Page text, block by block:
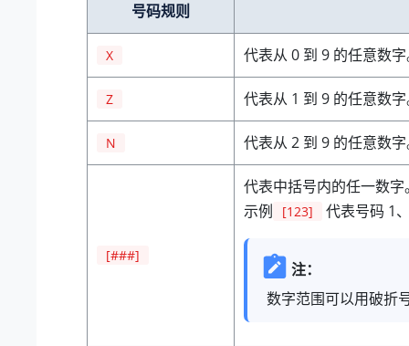
号码规则
X 代表从 0 到 9 的任意数
Z 代表从 1 到 9 的任意数
N 代表从 2 到 9 的任意数
[###]
代表中括号内的任一数字
示例
[123] 代表号码 1
注：
数字范围可以用破折